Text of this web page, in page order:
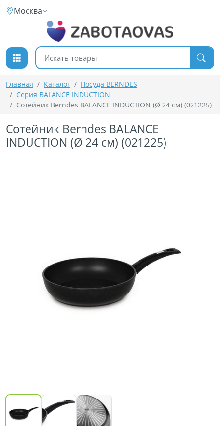
К содержимому
Москва
Поиск товаров
Главная Каталог
Посуда BERNDES
Серия BALANCE INDUCTION
Сотейник Berndes BALANCE INDUCTION (Ø 24 см) (021225)
Сотейник Berndes BALANCE
INDUCTION (Ø 24 см) (021225)